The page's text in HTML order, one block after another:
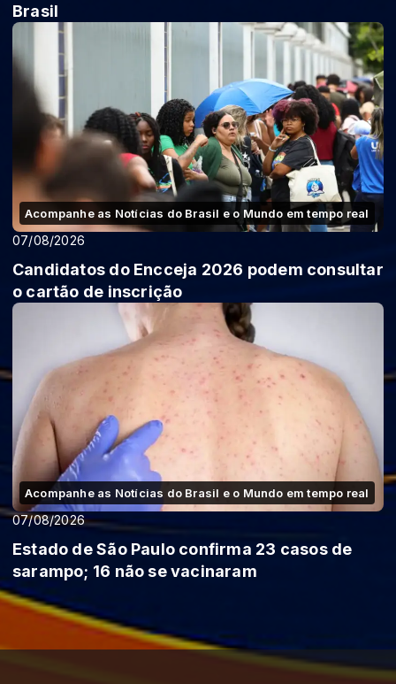
Brasil
Acompanhe as Notícias do Brasil e o Mundo em tempo real
07/08/2026
Candidatos do Encceja 2026 podem consultar
o cartão de inscrição
Acompanhe as Notícias do Brasil e o Mundo em tempo real
07/08/2026
Estado de São Paulo confirma 23 casos de
sarampo; 16 não se vacinaram